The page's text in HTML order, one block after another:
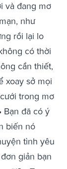
và đang mơ
như
rồi lại lo
có thời
cần thiết,
xoay sở mọi
trong mơ
Bạn đã có ý
biến nó
tình yêu
giản bạn